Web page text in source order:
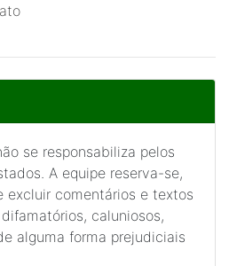
se responsabiliza pelos
A equipe reserva-se,
excluir comentários e textos
caluniosos,
alguma forma prejudiciais